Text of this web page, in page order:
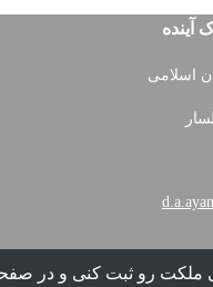
آینده
اسلامی
ملکت رو ثبت کنی و در